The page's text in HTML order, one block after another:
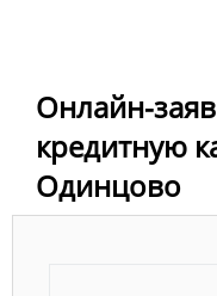
Онлайн-
кредитную
Одинцово